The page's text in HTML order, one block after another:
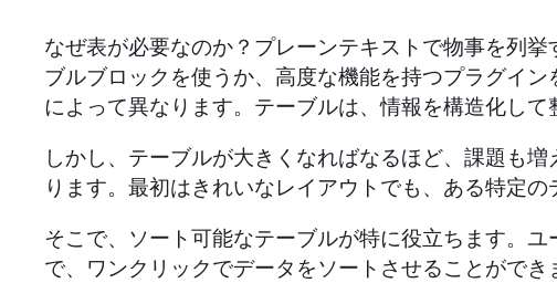
なぜ表が必要なのか？プレーンテキストで物事を列
ブルブロックを使うか、高度な機能を持つプラグイ
によって異なります。テーブルは、情報を構造化して
しかし、テーブルが大きくなればなるほど、課題も
ります。最初はきれいなレイアウトでも、ある特定
そこで、ソート可能なテーブルが特に役立ちます。
で、ワンクリックでデータをソートさせることができ